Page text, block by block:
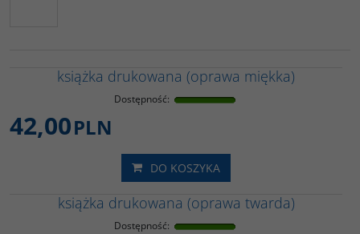
książka drukowana (oprawa miękka)
Dostępność:
42,00PLN
DO KOSZYKA
książka drukowana (oprawa twarda)
Dostępność: